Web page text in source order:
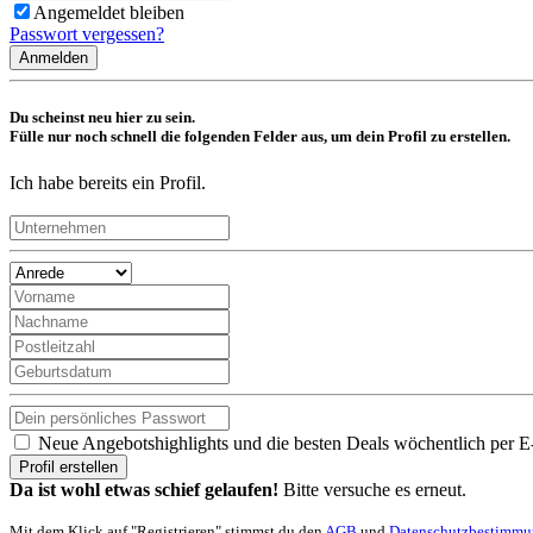
Angemeldet bleiben
Passwort vergessen?
Anmelden
Du scheinst neu hier zu sein.
Fülle nur noch schnell die folgenden Felder aus, um dein Profil zu erstellen.
Ich habe bereits ein Profil.
Neue Angebotshighlights und die besten Deals wöchentlich per
Profil erstellen
Da ist wohl etwas schief gelaufen! Bitte versuche es erneut.